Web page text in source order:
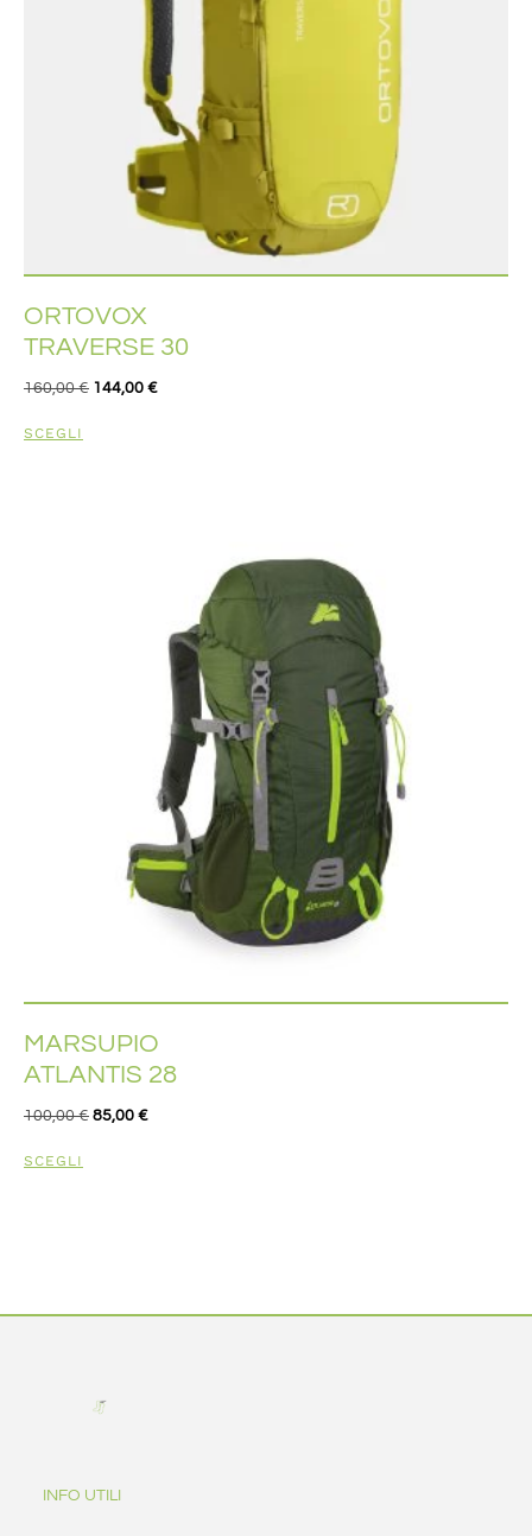
ORTOVOX
TRAVERSE 30
160,00€ 144,00 €
SCEGLI
MARSUPIO
ATLANTIS 28
100,00€ 85,00 €
SCEGLI
INFO UTILI